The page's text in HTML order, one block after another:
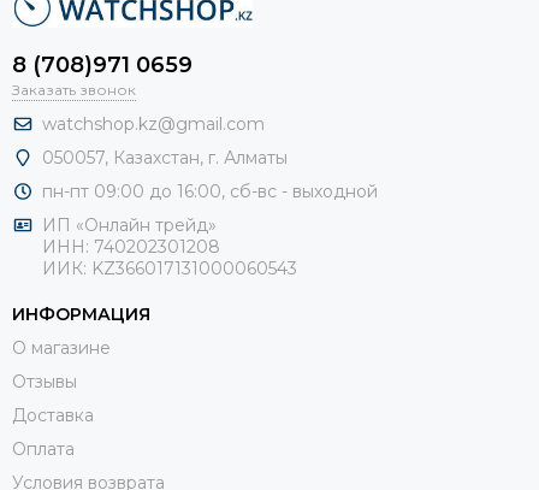
Invicta часы - это воплощение оригинальности и
Каждыймужчина
что качество соответствует цене! Часы Invicta - это
лучшее, что может быть! Производитель позаботился о
комфорте и удобстве в использовании. Вы не
разочаруетесь!
8 (708)971 0659
Заказать звонок
watchshop.kz@gmail.com
050057, Казахстан, г. Алматы
пн-пт 09:00 до 16:00, сб-вс - выходной
ИП «Онлайн трейд»
ИНН: 740202301208
ИИК: KZ366017131000060543
ИНФОРМАЦИЯ
О магазине
Отзывы
Доставка
Оплата
Условия возврата